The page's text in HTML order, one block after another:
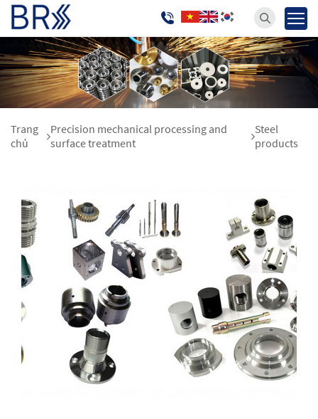
Trang
chủ
Precision mechanical processing and
surface treatment
Steel
products